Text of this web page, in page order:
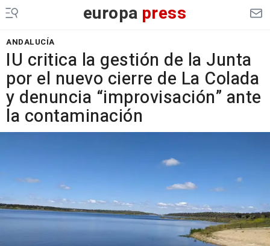
europa press
ANDALUCÍA
IU critica la gestión de la Junta
por el nuevo cierre de La Colada
y denuncia “improvisación” ante
la contaminación